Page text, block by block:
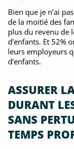
Bien que je n’ai
de la moitié des
plus du revenu de
d'enfants. Et 52%
leurs employeurs
d'enfants.
ASSURER
DURANT
SANS
TEMPS